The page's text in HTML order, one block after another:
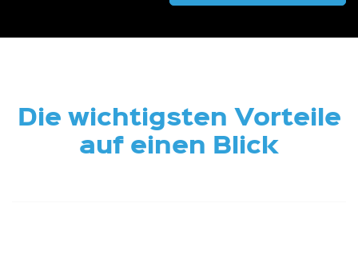
Die wichtigsten Vorteile
auf einen Blick